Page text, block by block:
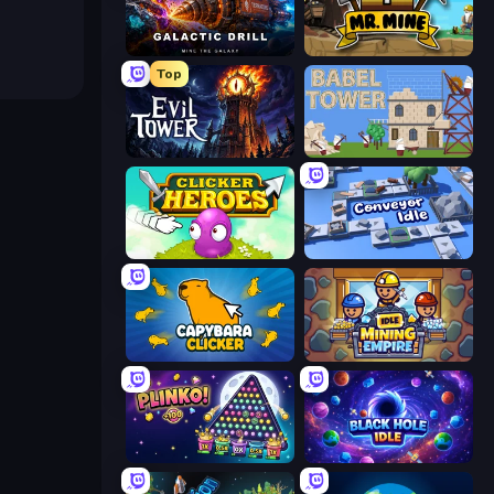
Galactic Drill Mr. Mine
Top
Evil Tower Babel Tower
Clicker Heroes Conveyor Idle
Capybara Clicker Idle Mining Empire
PLINKO! Black Hole Idle